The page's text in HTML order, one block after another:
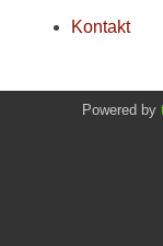
Kontakt
TSV
Powered by